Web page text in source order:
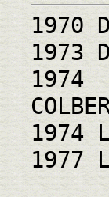
1970
1973
1974
1974
1977